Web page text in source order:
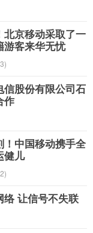
北京移动采取了一
游客来华无忧
股份有限公司石
作
！中国移动携手全
健儿
让信号不失联